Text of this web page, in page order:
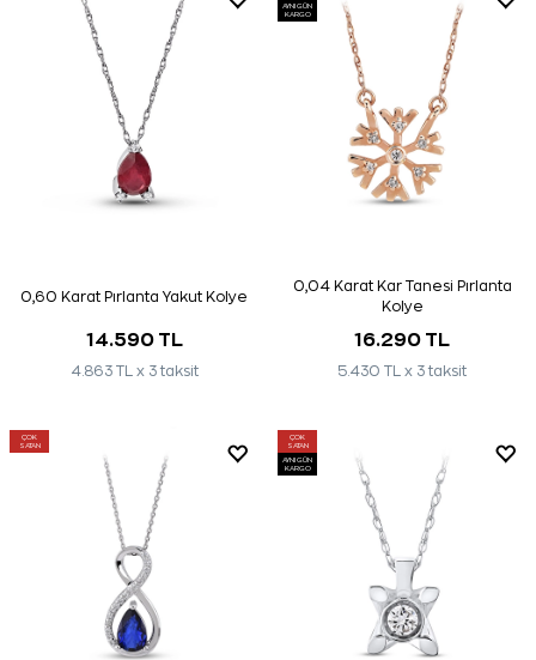
0,60 Karat Pırlanta Yakut Kolye
14.590 TL
4.863 TL x 3 taksit
AYNI GÜN
KARGO
0,04 Karat Kar Tanesi Pırlanta
Kolye
16.290 TL
5.430 TL x 3 taksit
ÇOK
SATAN
ÇOK
SATAN
AYNI GÜN
KARGO